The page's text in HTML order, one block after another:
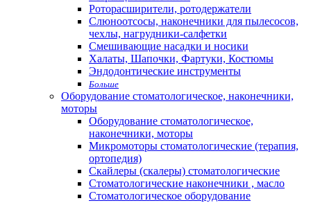
Роторасширители, ротодержатели
Слюноотсосы, наконечники для пылесосов,
чехлы, нагрудники-салфетки
Смешивающие насадки и носики
Халаты, Шапочки, Фартуки, Костюмы
Эндодонтические инструменты
Больше
Оборудование стоматологическое, наконечники,
моторы
Оборудование стоматологическое,
наконечники, моторы
Микромоторы стоматологические (терапия,
ортопедия)
Скайлеры (скалеры) стоматологические
Стоматологические наконечники , масло
Стоматологическое оборудование